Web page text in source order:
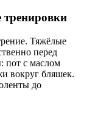
тренировки
Тяжёлые
перед
пот с маслом
вокруг бляшек.
до